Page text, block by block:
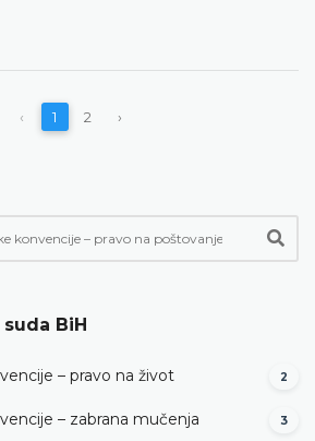
‹ 1 2 ›
BiH
– pravo na život 2
– zabrana mučenja 3